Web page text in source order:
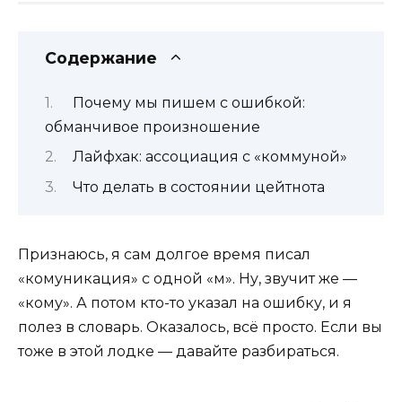
Содержание
Почему мы пишем с ошибкой:
обманчивое произношение
Лайфхак: ассоциация с «коммуной»
Что делать в состоянии цейтнота
Признаюсь, я сам долгое время писал
«комуникация» с одной «м». Ну, звучит же —
«кому». А потом кто-то указал на ошибку, и я
полез в словарь. Оказалось, всё просто. Если вы
тоже в этой лодке — давайте разбираться.